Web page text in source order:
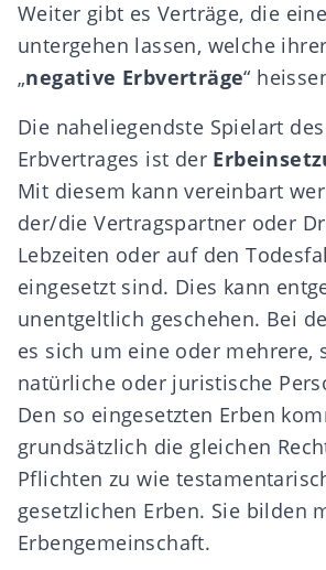
Weiter gibt es Verträge, die
untergehen lassen, welche
„negative Erbverträge“
Die naheliegendste Spielart
Erbvertrages ist der
Mit diesem kann vereinbart
der/die Vertragspartner oder
Lebzeiten oder auf den
eingesetzt sind. Dies kann
unentgeltlich geschehen. Bei
es sich um eine oder mehrere,
natürliche oder juristische
Den so eingesetzten Erben
grundsätzlich die gleichen
Pflichten zu wie
gesetzlichen Erben. Sie bilden
Erbengemeinschaft.